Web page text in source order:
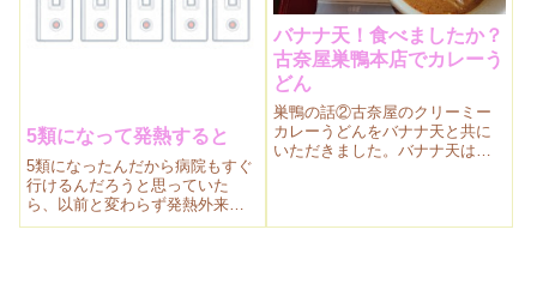
5類になって発熱すると
5類になったんだから病院もすぐ
行けるんだろうと思っていた
ら、以前と変わらず発熱外来を
探す苦労。結局大変なんじゃ
バナナ天！食べましたか？
古奈屋巣鴨本店でカレーう
どん
巣鴨の話②古奈屋のクリーミー
カレーうどんをバナナ天と共に
いただきました。バナナ天は別
して食べていたら…びっくりエ